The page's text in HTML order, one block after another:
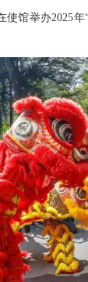
馆举办2025